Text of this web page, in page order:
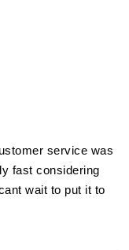
service was
fast considering
wait to put it to